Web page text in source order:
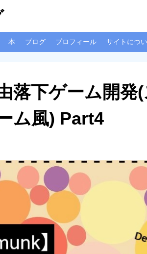
本 ブログ プロフィール サイトにつ
落下ゲーム開発
ム風) Part4